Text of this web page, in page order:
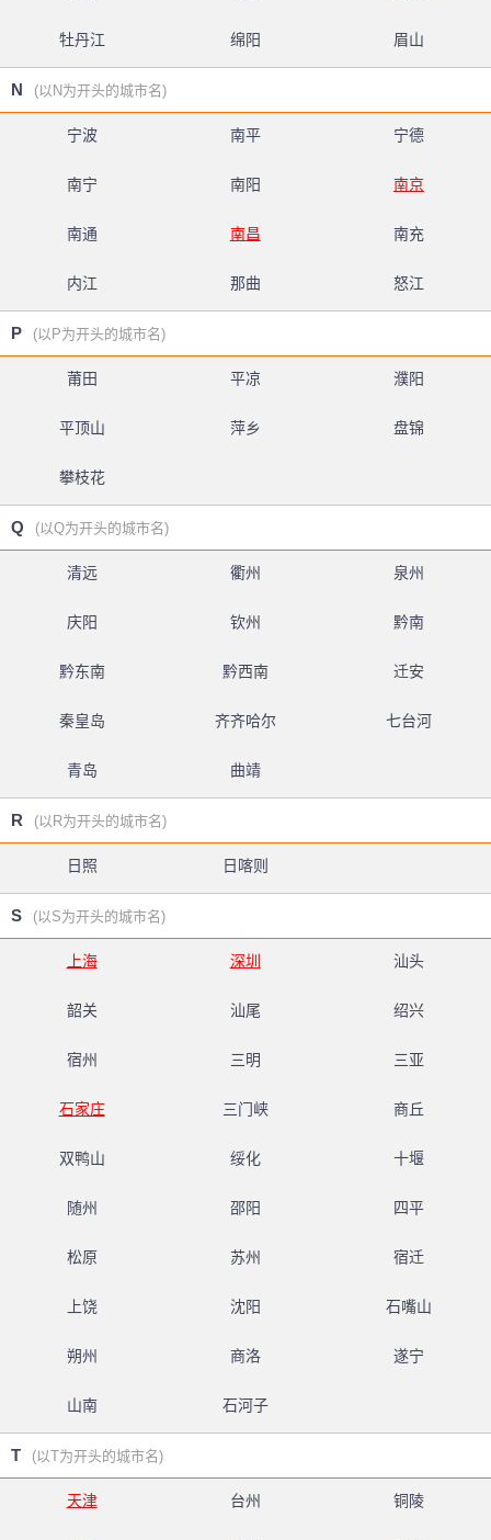
牡丹江 绵阳 眉山
N (以N为开头的城市名)
宁波 南平 宁德
南宁 南阳 南京
南通 南昌 南充
内江 那曲 怒江
P (以P为开头的城市名)
莆田 平凉 濮阳
平顶山 萍乡 盘锦
攀枝花
Q (以Q为开头的城市名)
清远 衢州 泉州
庆阳 钦州 黔南
黔东南 黔西南 迁安
秦皇岛 齐齐哈尔 七台河
青岛 曲靖
R (以R为开头的城市名)
日照 日喀则
S (以S为开头的城市名)
上海 深圳 汕头
韶关 汕尾 绍兴
宿州 三明 三亚
石家庄 三门峡 商丘
双鸭山 绥化 十堰
随州 邵阳 四平
松原 苏州 宿迁
上饶 沈阳 石嘴山
朔州 商洛 遂宁
山南 石河子
T (以T为开头的城市名)
天津 台州 铜陵